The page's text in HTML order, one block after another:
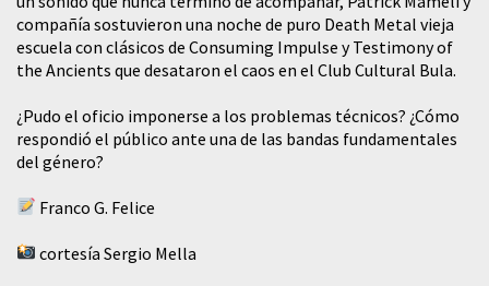
compañía sostuvieron una noche de puro Death Metal vieja
escuela con clásicos de Consuming Impulse y Testimony of
the Ancients que desataron el caos en el Club Cultural Bula.
¿Pudo el oficio imponerse a los problemas técnicos? ¿Cómo
respondió el público ante una de las bandas fundamentales
del género?
Franco G. Felice
cortesía Sergio Mella